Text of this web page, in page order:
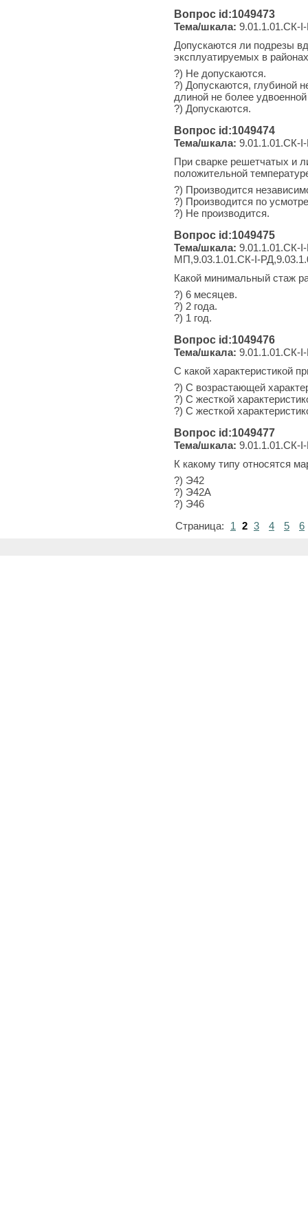
Вопрос id:1049473
Тема/шкала: 9.01.1.01.СК-
Допускаются ли подрезы
эксплуатируемых в
?) Не допускаются.
?) Допускаются, глубиной
длиной не более
?) Допускаются.
Вопрос id:1049474
Тема/шкала: 9.01.1.01.СК-
При сварке решетчатых и
положительной
?) Производится
?) Производится по
?) Не производится.
Вопрос id:1049475
Тема/шкала: 9.01.1.01.СК-
МП,9.03.1.01.СК-I-
Какой минимальный стаж
?) 6 месяцев.
?) 2 года.
?) 1 год.
Вопрос id:1049476
Тема/шкала: 9.01.1.01.СК-
С какой характеристикой
?) С возрастающей
?) С жесткой
?) С жесткой
Вопрос id:1049477
Тема/шкала: 9.01.1.01.СК-
К какому типу относятся
?) Э42
?) Э42А
?) Э46
Страница:
1 2 3 4 5 6